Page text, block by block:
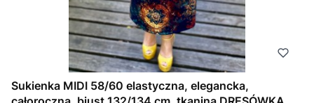
Sukienka MIDI 58/60 elastyczna, elegancka,